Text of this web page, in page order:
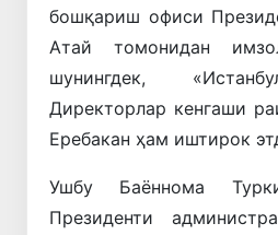
бошқариш офиси
Атай томонидан
шунингдек,
Директорлар кенгаши
Еребакан ҳам иштирок
Ушбу Баённома
Президенти